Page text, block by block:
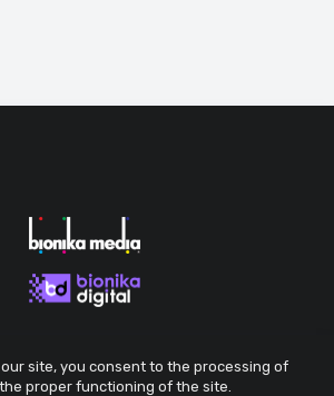
site, you consent to the processing of
proper functioning of the site.